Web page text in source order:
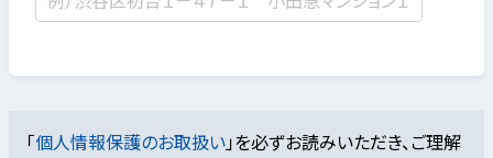
「個人情報保護のお取扱い」を必ずお読みいただき、ご理解